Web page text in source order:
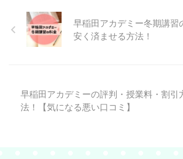
早稲田アカデミー冬期講習
安く済ませる方法！
早稲田アカデミーの評判・授業料・割引
法！【気になる悪い口コミ】